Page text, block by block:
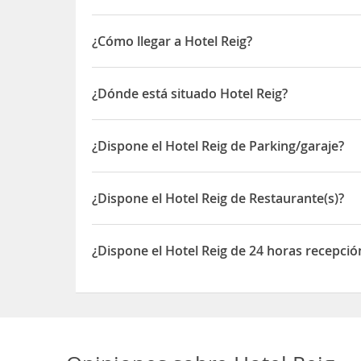
¿Cómo llegar a Hotel Reig?
en avion aeropuerto de valencia a 90 km. y
por carretera desde valencia salida 61 de la ap-
¿Dónde está situado Hotel Reig?
El Hotel Reig está situado en SANT MIQUEL 107-
¿Dispone el Hotel Reig de Parking/garaje?
Sí, el Hotel Reig dispone de Parking/garaje
¿Dispone el Hotel Reig de Restaurante(s)?
Sí, el Hotel Reig dispone de Restaurante(s)
¿Dispone el Hotel Reig de 24 horas